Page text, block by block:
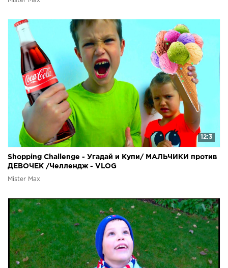
12:3
Shopping Challenge - Угадай и Купи/ МАЛЬЧИКИ против
ДЕВОЧЕК /Челлендж - VLOG
Mister Max